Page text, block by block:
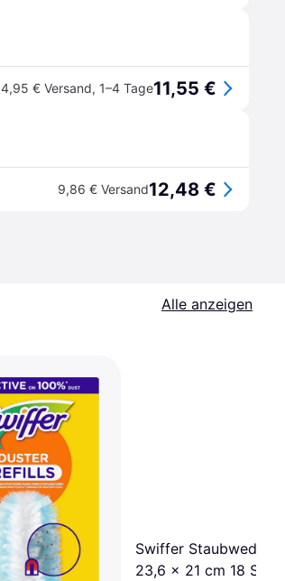
4,95 € Versand, 1–4 Tage11,55 €
9,86 € Versand12,48 €
Alle anzeigen
Swiffer Staubwedel
23,6 x 21 cm 18